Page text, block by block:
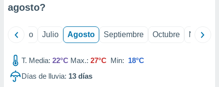
agosto?
Junio Julio Agosto Septiembre Octubre
T. Media: 22°C Max.: 27°C Min: 18°C
Días de lluvia: 13 días